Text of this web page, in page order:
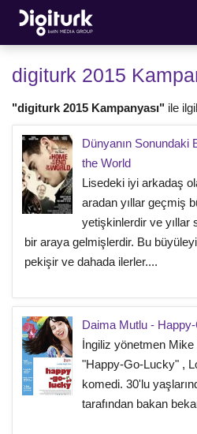
digiturk 2015
"digiturk 2015 Kampanyası" ile
Dünyanın Sonundaki
the World
Lisedeki iyi arkadaş
aradan yıllar geçmiş
yetişkinlerdir ve yıllar
bir araya gelmişlerdir. Bu
pekişir ve dahada ilerler....
Daima Mutlu -
İngiliz yönetmen Mike
"Happy-Go-Lucky" ,
komedi. 30'lu
tarafından bakan